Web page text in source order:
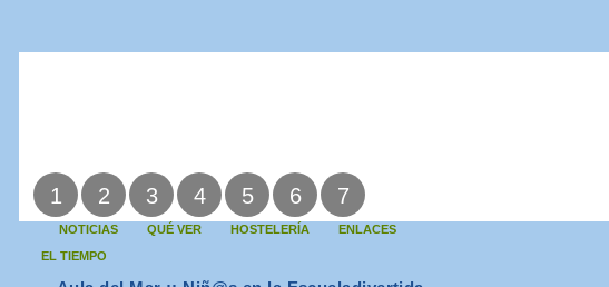
1 2 3 4 5 6 7
NOTICIAS QUÉ VER HOSTELERÍA
ENLACES
EL TIEMPO